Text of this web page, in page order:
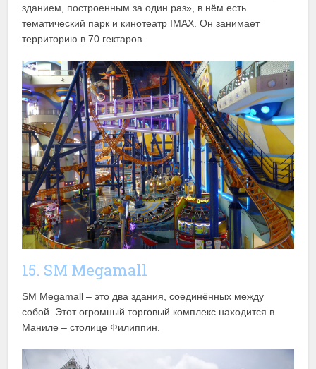
зданием, построенным за один раз», в нём есть
тематический парк и кинотеатр IMAX. Он занимает
территорию в 70 гектаров.
15. SM Megamall
SM Megamall – это два здания, соединённых между
собой. Этот огромный торговый комплекс находится в
Маниле – столице Филиппин.